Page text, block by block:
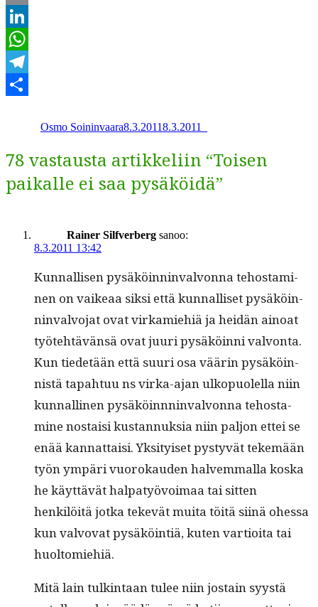
Email
LinkedIn
WhatsApp
Telegram
Osmo Soininvaara8.3.20118.3.2011
78 vastausta artikkeliin “Toisen
paikalle ei saa pysäköidä”
Rainer Silfverberg sanoo:
8.3.2011 13:42
Kun­nal­lisen pysäköin­nin­valvon­na tehost­a­mi­
nen on vaikeaa sik­si että kun­nal­liset pysäköin­
nin­valvo­jat ovat virkamiehiä ja hei­dän ain­oat
työte­htävän­sä ovat juuri pysäköin­ni valvon­ta.
Kun tiede­tään että suuri osa väärin pysäköin­
nistä tapah­tuu ns vir­ka-ajan ulkop­uolel­la niin
kun­nalli­nen pysäköinnnin­valvon­na tehost­a­
mine nos­taisi kus­tan­nuk­sia niin paljon ettei se
enää kan­nat­taisi. Yksi­tyiset pystyvät tekemään
työn ympäri vuorokau­den halvem­mal­la kos­ka
he käyt­tävät hal­patyövoimaa tai sit­ten
henkilöitä jot­ka tekevät mui­ta töitä siinä ohes­sa
kun valvo­vat pysäköin­tiä, kuten var­tioi­ta tai
huoltomiehiä.
Mitä lain tulk­in­taan tulee niin jostain syys­tä